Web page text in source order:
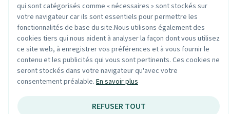
qui sont catégorisés comme « nécessaires » sont stockés sur
votre navigateur car ils sont essentiels pour permettre les
fonctionnalités de base du site.Nous utilisons également des
cookies tiers qui nous aident à analyser la façon dont vous utilisez
ce site web, à enregistrer vos préférences et à vous fournir le
contenu et les publicités qui vous sont pertinents. Ces cookies ne
seront stockés dans votre navigateur qu'avec votre
consentement préalable. En savoir plus
REFUSER TOUT